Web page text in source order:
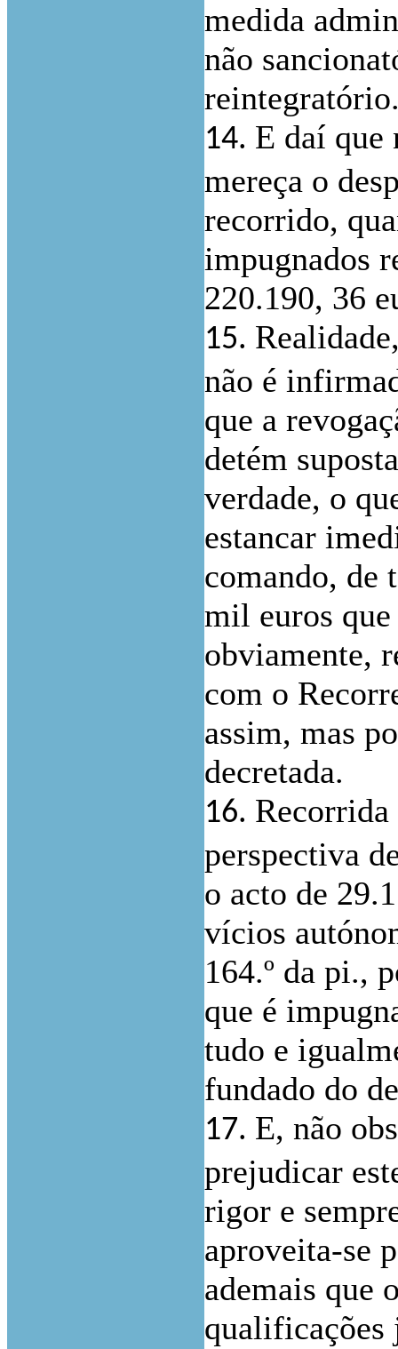
medida
não
14. E daí que
mereça o
recorrido,
impugnados
220.190, 36
15.
não é
que a
detém
verdade, o
estancar
comando, de
mil euros
obviamente,
com o
assim, mas
decretada.
16. Recorrida
perspectiva
o acto de
vícios
164.º da pi.,
que é
tudo e
fundado do
17. E, não
prejudicar
rigor e
aproveita-se
ademais que
qualificações